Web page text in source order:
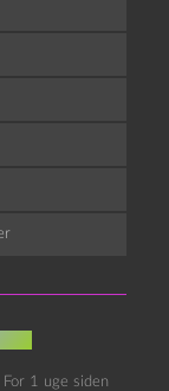
For 1 uge siden